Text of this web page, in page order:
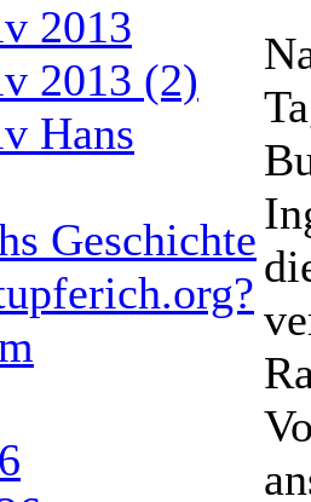
2013
2013 (2)
Hans
Geschichte